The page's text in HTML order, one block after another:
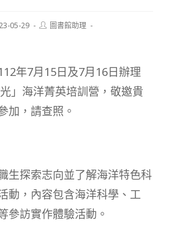
05-29
Post圖書館助理
年7月15日及7月16日辦理
」海洋菁英培訓營，敬邀貴
加，請查照。
生探索志向並了解海洋特色科
動，內容包含海洋科學、工
參訪實作體驗活動。